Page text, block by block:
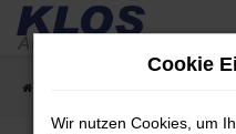
Zum
springen
Cookie
Wir nutzen Cookies, um